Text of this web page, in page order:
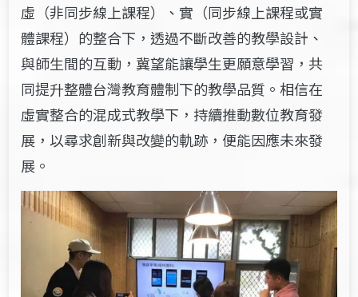
虛（非同步線上課程）、實（同步線上課程或實
體課程）的整合下，透過不斷改善的教學設計、
與師生間的互動，冀望能讓學生更願意學習，共
同提升整體台灣教育體制下的教學品質。相信在
虛實整合的混成式教學下，持續推動數位教育發
展，以尋求創新與改變的軌跡，便能因應未來發
展。